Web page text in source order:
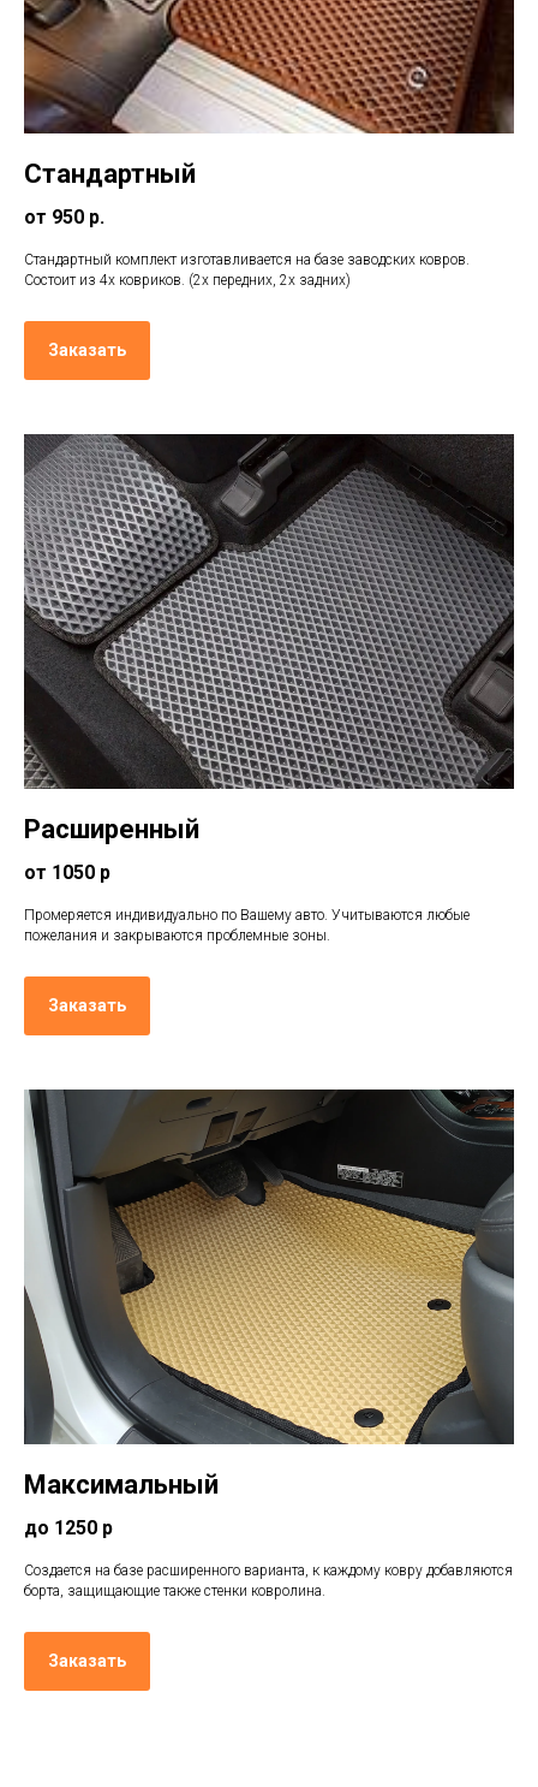
Стандартный
от 950 р.
Стандартный комплект изготавливается на базе заводских ковров.
Состоит из 4х ковриков. (2х передних, 2х задних)
Заказать
Расширенный
от 1050 р
Промеряется индивидуально по Вашему авто. Учитываются любые
пожелания и закрываются проблемные зоны.
Заказать
Максимальный
до 1250 р
Создается на базе расширенного варианта, к каждому ковру добавляются
борта, защищающие также стенки ковролина.
Заказать